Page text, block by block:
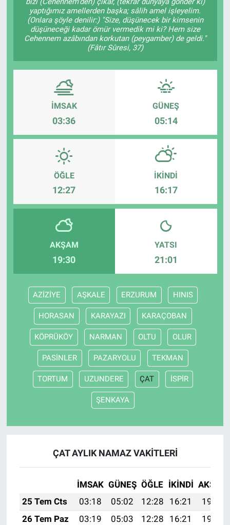
yaptığımız amellerden başka; sâlih amel işleyelim.
(Onlara şöyle denilir:) "Size, düşünecek bir kimsenin
düşüneceği kadar ömür vermedik mi ki? Hem size
Cehennem azâbından korkutan (peygamber) de geldi."
(Fâtır Sûresi, 37)
İMSAK
03:36
GÜNEŞ
05:14
ÖĞLE
12:27
İKINDI
16:17
AKŞAM
19:30
YATSI
21:01
AZİZİYE AŞKALE ERZURUM HINIS
HORASAN KARAYAZI KARAÇOBAN
KÖPRÜKÖY NARMAN OLTU OLUR
PASİNLER PAZARYOLU TEKMAN
TORTUM UZUNDERE ÇAT İSPİR
ŞENKAYA
ÇAT AYLIK NAMAZ VAKITLERI
İMSAK GÜNEŞ ÖĞLE İKINDI AKŞAM
25 Tem Cts
03:18 05:02 12:28 16:21
19:43
26 Tem Paz
03:19 05:03 12:28 16:21
19:43
Sağlık
Genel
İlan - Duyuru- Mesaj
Türkiye Gündemi
Sizden Gelenler
Sağlık
Kültür
3.Sayfa
Medya
Bilim-Tek
Röportaj
Kayseri
Niğde
Aksaray
Kültür - Sanat
İlan - Duyuru- Mesaj
Türkiye Gündemi
Sizden Gelenler